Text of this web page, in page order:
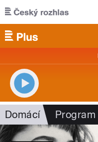
Přejít k hlavnímu obsahu
Domácí Program